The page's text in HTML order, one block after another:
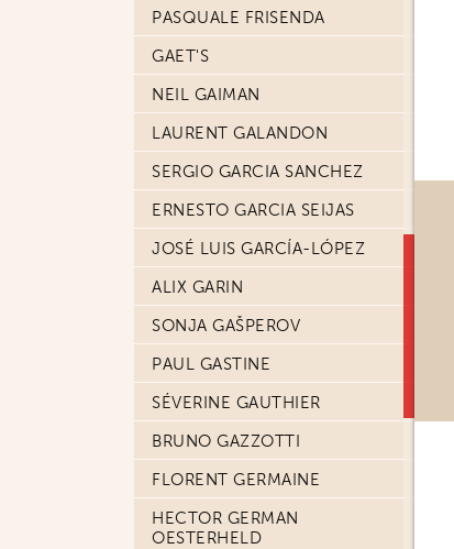
PASQUALE FRISENDA
GAET'S
NEIL GAIMAN
LAURENT GALANDON
SERGIO GARCIA SANCHEZ
ERNESTO GARCIA SEIJAS
JOSÉ LUIS GARCÍA-LÓPEZ
ALIX GARIN
SONJA GAŠPEROV
PAUL GASTINE
SÉVERINE GAUTHIER
BRUNO GAZZOTTI
FLORENT GERMAINE
HECTOR GERMAN
OESTERHELD